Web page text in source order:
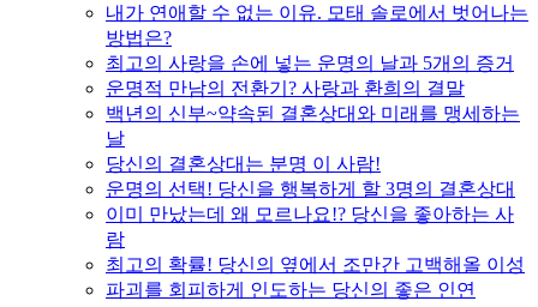
내가 연애할 수 없는 이유. 모태 솔로에서 벗어나는
방법은?
최고의 사랑을 손에 넣는 운명의 날과 5개의 증거
운명적 만남의 전환기? 사랑과 환희의 결말
백년의 신부~약속된 결혼상대와 미래를 맹세하는
날
당신의 결혼상대는 분명 이 사람!
운명의 선택! 당신을 행복하게 할 3명의 결혼상대
이미 만났는데 왜 모르나요!? 당신을 좋아하는 사
람
최고의 확률! 당신의 옆에서 조만간 고백해올 이성
파괴를 회피하게 인도하는 당신의 좋은 인연